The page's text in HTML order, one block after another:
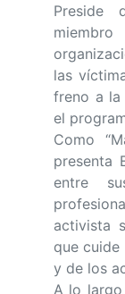
Preside
las
freno a la
el
Como
presenta
entre
activista
que
y de los
A lo